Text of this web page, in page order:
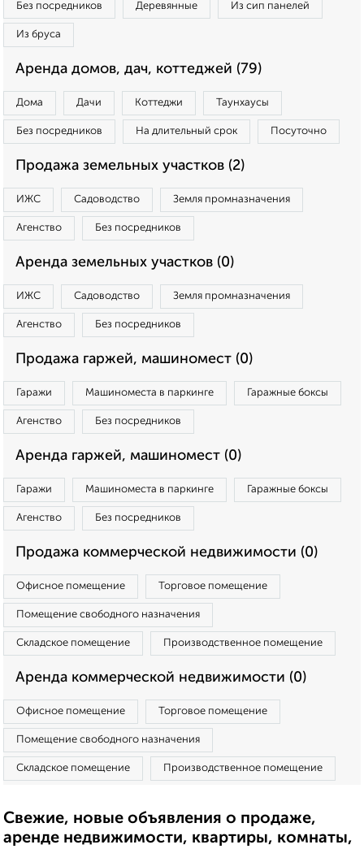
Без посредников Деревянные Из сип панелей
Из бруса
Аренда домов, дач, коттеджей (79)
Дома Дачи Коттеджи Таунхаусы
Без посредников На длительный срок Посуточно
Продажа земельных участков (2)
ИЖС Садоводство Земля промназначения
Агенство Без посредников
Аренда земельных участков (0)
ИЖС Садоводство Земля промназначения
Агенство Без посредников
Продажа гаржей, машиномест (0)
Гаражи Машиноместа в паркинге Гаражные боксы
Агенство Без посредников
Аренда гаржей, машиномест (0)
Гаражи Машиноместа в паркинге Гаражные боксы
Агенство Без посредников
Продажа коммерческой недвижимости (0)
Офисное помещение Торговое помещение
Помещение свободного назначения
Складское помещение Производственное помещение
Аренда коммерческой недвижимости (0)
Офисное помещение Торговое помещение
Помещение свободного назначения
Складское помещение Производственное помещение
Свежие, новые объявления о продаже,
аренде недвижимости, квартиры, комнаты,